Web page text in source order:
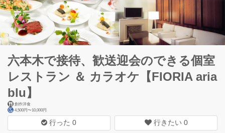
六本木で接待、歓送迎会のできる個室
レストラン ＆ カラオケ【FIORIA aria
blu】
創作洋食
4,500円〜10,000円
行った0 行きたい 0